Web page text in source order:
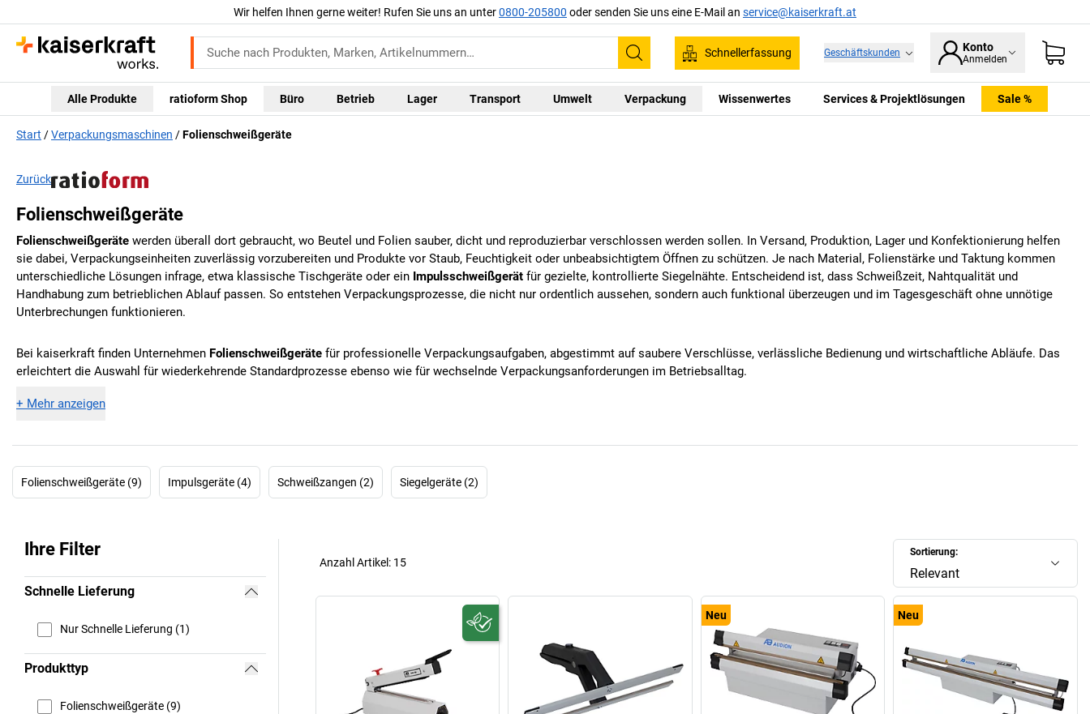
Wir helfen Ihnen gerne weiter! Rufen Sie uns an unter0800-205800 oder senden Sie uns eine E-Mail an service@kaiserkraft.at
Suchen
Schnellerfassung Geschäftskunden Konto
Anmelden
Alle Produkte ratioform Shop Büro Betrieb Lager Transport Umwelt Verpackung Wissenwertes Services & Projektlösungen Sale %
Start Verpackungsmaschinen Folienschweißgeräte
Zurück
Folienschweißgeräte
Folienschweißgeräte werden überall dort gebraucht, wo Beutel und Folien sauber, dicht und reproduzierbar verschlossen werden sollen. In Versand, Produktion, Lager und Konfektionierung helfen
sie dabei, Verpackungseinheiten zuverlässig vorzubereiten und Produkte vor Staub, Feuchtigkeit oder unbeabsichtigtem Öffnen zu schützen. Je nach Material, Folienstärke und Taktung kommen
unterschiedliche Lösungen infrage, etwa klassische Tischgeräte oder ein Impulsschweißgerät für gezielte, kontrollierte Siegelnähte. Entscheidend ist, dass Schweißzeit, Nahtqualität und
Handhabung zum betrieblichen Ablauf passen. So entstehen Verpackungsprozesse, die nicht nur ordentlich aussehen, sondern auch funktional überzeugen und im Tagesgeschäft ohne unnötige
Unterbrechungen funktionieren.
Bei kaiserkraft finden Unternehmen Folienschweißgeräte für professionelle Verpackungsaufgaben, abgestimmt auf saubere Verschlüsse, verlässliche Bedienung und wirtschaftliche Abläufe. Das
erleichtert die Auswahl für wiederkehrende Standardprozesse ebenso wie für wechselnde Verpackungsanforderungen im Betriebsalltag.
+ Mehr anzeigen
Folienschweißgeräte (9) Impulsgeräte (4) Schweißzangen (2) Siegelgeräte (2)
Ihre Filter
Schnelle Lieferung
Nur Schnelle Lieferung (1)
Produkttyp
Folienschweißgeräte (9)
Sortierung:
Relevant
Anzahl Artikel: 15
Neu Neu